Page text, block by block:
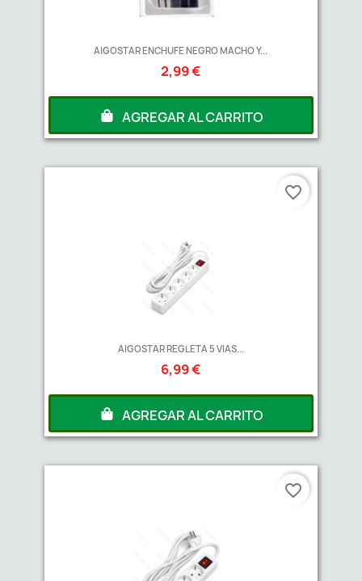
AIGOSTAR ENCHUFE NEGRO MACHO Y...
2,99 €
AGREGAR AL CARRITO
AIGOSTAR REGLETA 5 VIAS...
6,99 €
AGREGAR AL CARRITO
favorite_border
favorite_border